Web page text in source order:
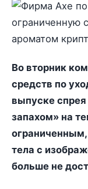
Во вторник
средств по
выпуске
запахом» на
тела с
больше не